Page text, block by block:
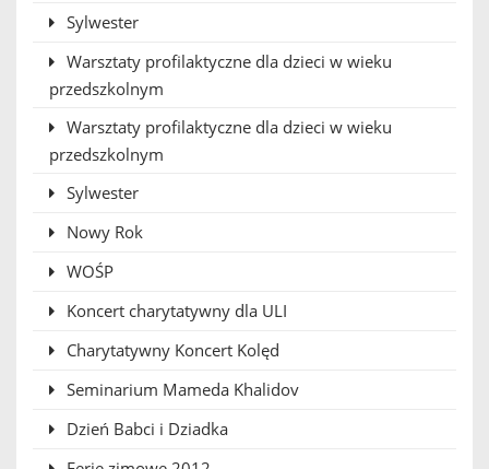
Sylwester
Warsztaty profilaktyczne dla dzieci w wieku
przedszkolnym
Warsztaty profilaktyczne dla dzieci w wieku
przedszkolnym
Sylwester
Nowy Rok
WOŚP
Koncert charytatywny dla ULI
Charytatywny Koncert Kolęd
Seminarium Mameda Khalidov
Dzień Babci i Dziadka